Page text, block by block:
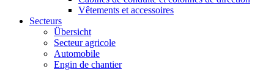
Vêtements et accessoires
Secteurs
Übersicht
Secteur agricole
Automobile
Engin de chantier